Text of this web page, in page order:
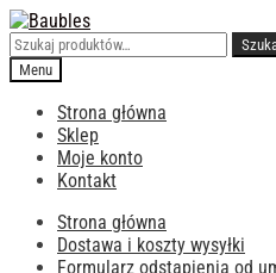
Przejdź
do
nawigacji
Przejdź
do
treści
Szukaj:
Menu
Strona główna
Sklep
Moje konto
Kontakt
Strona główna
Dostawa i koszty wysyłki
Formularz odstąpienia od